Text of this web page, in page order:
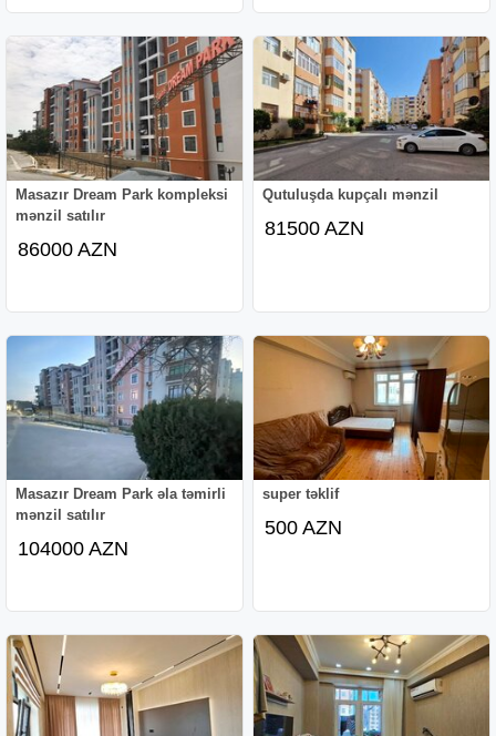
Masazır Dream Park kompleksi
mənzil satılır
86000 AZN
Qutuluşda kupçalı mənzil
81500 AZN
Masazır Dream Park əla təmirli
mənzil satılır
104000 AZN
super təklif
500 AZN